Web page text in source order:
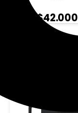
$42.000